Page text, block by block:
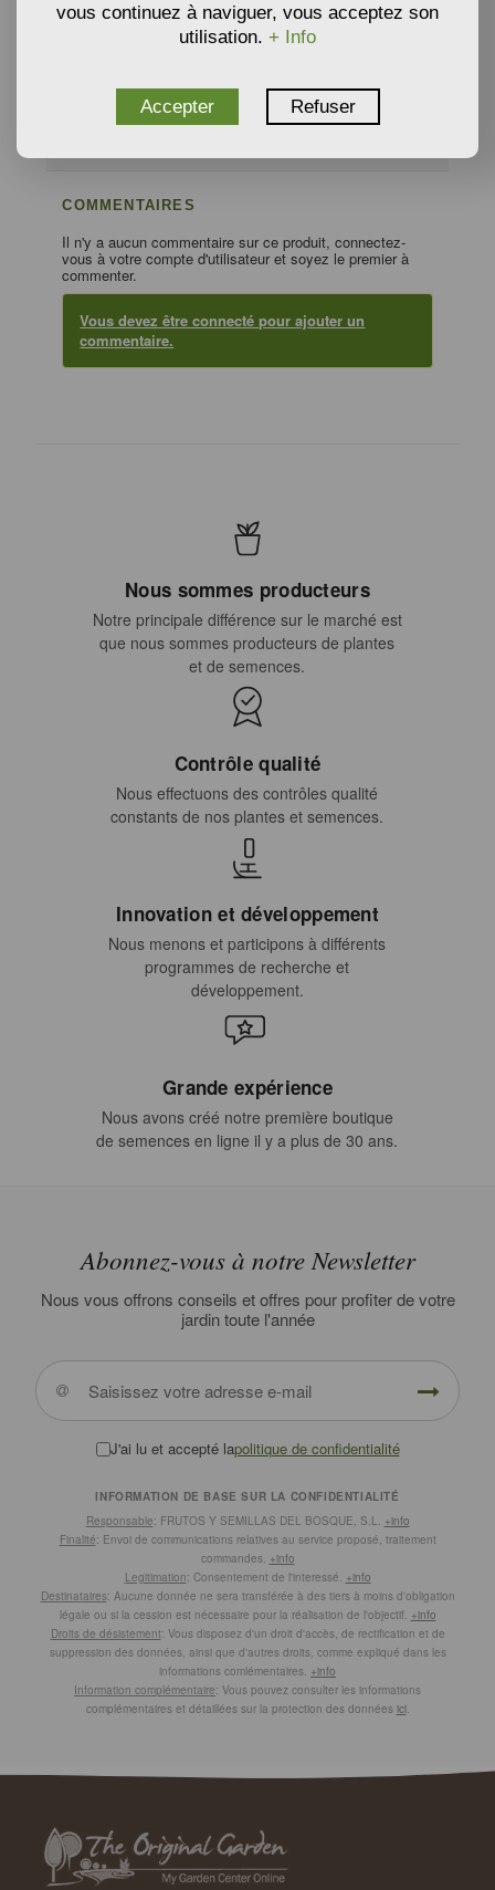
PRODUITS ASSOCIÉS
COMMENTAIRES
Il n'y a aucun commentaire sur ce produit, connectez-
vous à votre compte d'utilisateur et soyez le premier à
commenter.
Vous devez être connecté pour ajouter un
commentaire.
Nous sommes producteurs
Notre principale différence sur le marché est
que nous sommes producteurs de plantes
et de semences.
Contrôle qualité
Nous effectuons des contrôles qualité
constants de nos plantes et semences.
Innovation et développement
Nous menons et participons à différents
programmes de recherche et
développement.
Grande expérience
Nous avons créé notre première boutique
de semences en ligne il y a plus de 30 ans.
Abonnez-vous à notre Newsletter
Nous vous offrons conseils et offres pour profiter de votre
jardin toute l'année
J'ai lu et accepté lapolitique de confidentialité
INFORMATION DE BASE SUR LA CONFIDENTIALITÉ
Responsable: FRUTOS Y SEMILLAS DEL BOSQUE, S.L. +info
Finalité: Envoi de communications relatives au service proposé, traitement
commandes. +info
Legitimation: Consentement de l'interessé. +info
Destinataires: Aucune donnée ne sera transférée à des tiers à moins d'obligation
légale ou si la cession est nécessaire pour la réalisation de l'objectif. +info
Droits de désistement: Vous disposez d'un droit d'accès, de rectification et de
suppression des données, ainsi que d'autres droits, comme expliqué dans les
informations comlémentaires. +info
Information complémentaire: Vous pouvez consulter les informations
complémentaires et détaillées sur la protection des données ici.
vous continuez à naviguer, vous acceptez son
utilisation. + Info
Accepter Refuser